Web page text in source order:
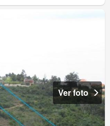
Ver foto